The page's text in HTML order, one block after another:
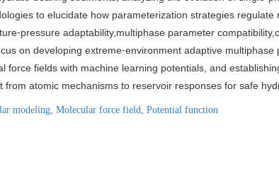
to elucidate how parameterization strategies regulate
adaptability,multiphase parameter
on developing extreme⁃environment adaptive multiphase
force fields with machine learning potentials, and
atomic mechanisms to reservoir responses for safe
modeling, Molecular force field, Potential function